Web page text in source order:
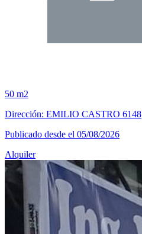
50 m2
Dirección: EMILIO CASTRO 6148
Publicado desde el 05/08/2026
Alquiler